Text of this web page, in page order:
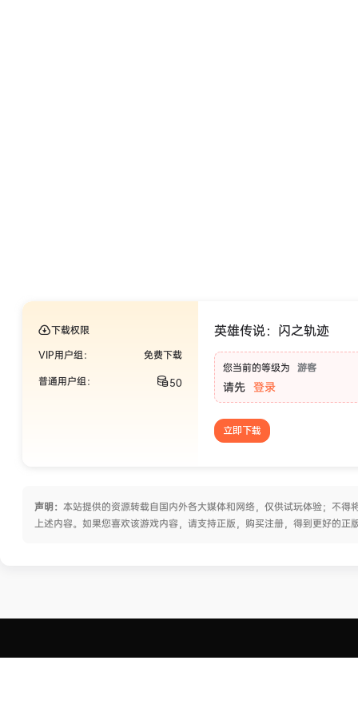
下载权限
VIP用户组：
免费下载
普通用户组：
50
英雄传说：闪之轨迹
您当前的等级为 游客
请先 登录
立即下载
声明： 本站提供的资源转载自国内外各大媒体和网络，仅供试玩体验；不
上述内容。如果您喜欢该游戏内容，请支持正版，购买注册，得到更好的